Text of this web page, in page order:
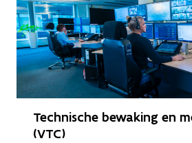
Technische bewaking en
(VTC)